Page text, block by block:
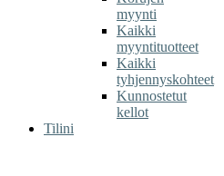
myynti
Kaikki
myyntituotteet
Kaikki
tyhjennyskohteet
Kunnostetut
kellot
Tilini